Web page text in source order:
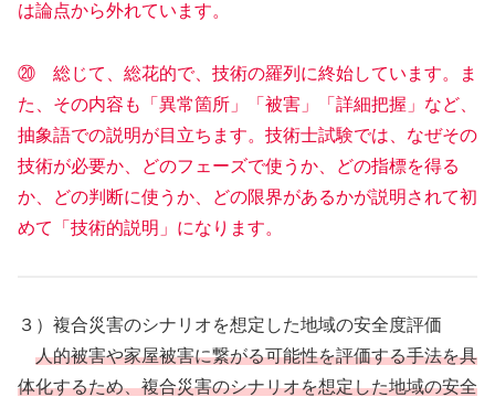
は論点から外れています。
⑳ 総じて、総花的で、技術の羅列に終始しています。ま
た、その内容も「異常箇所」「被害」「詳細把握」など、
抽象語での説明が目立ちます。技術士試験では、なぜその
技術が必要か、どのフェーズで使うか、どの指標を得る
か、どの判断に使うか、どの限界があるかが説明されて初
めて「技術的説明」になります。
３）複合災害のシナリオを想定した地域の安全度評価
人的被害や家屋被害に繋がる可能性を評価する手法を具
体化するため、複合災害のシナリオを想定した地域の安全